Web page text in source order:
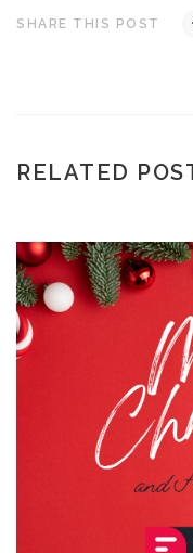
SHARE THIS POST
RELATED